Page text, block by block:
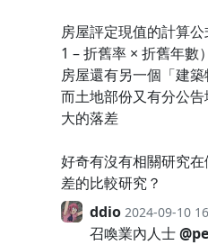
房屋評定現值的計算
1 – 折舊率 × 折舊年數
房屋還有另一個「建
而土地部份又有分公
大的落差
好奇有沒有相關研究
差的比較研究？
ddio 2024-09-10
召喚業內人士